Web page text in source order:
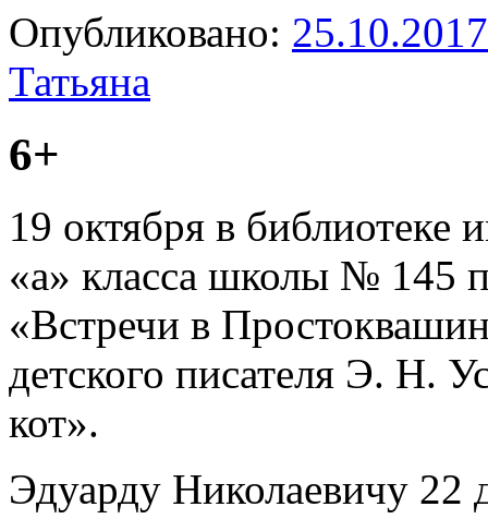
Опубликовано: 25.10.2017
Татьяна
6+
19 октября в
«а» класса школы № 145
«Встречи в
детского писателя Э. Н.
кот».
Эдуарду Николаевичу 22